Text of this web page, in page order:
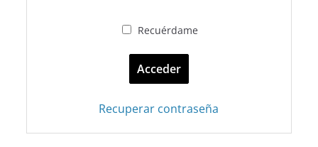
Recuérdame
Recuperar contraseña